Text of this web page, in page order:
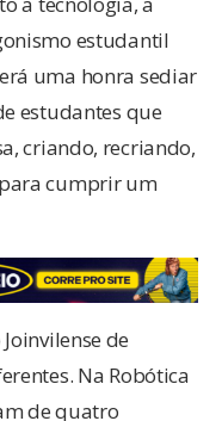
estudantil
uma honra sediar
estudantes que
criando, recriando,
cumprir um
de
Na Robótica
de quatro